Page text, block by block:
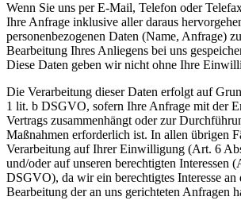
Wenn Sie uns per E-Mail, Telefon oder
Ihre Anfrage inklusive aller daraus
personenbezogenen Daten (Name, Anfrage)
Bearbeitung Ihres Anliegens bei uns
Diese Daten geben wir nicht ohne Ihre
Die Verarbeitung dieser Daten erfolgt auf
1 lit. b DSGVO, sofern Ihre Anfrage mit der
Vertrags zusammenhängt oder zur
Maßnahmen erforderlich ist. In allen übrigen
Verarbeitung auf Ihrer Einwilligung (Art. 6
und/oder auf unseren berechtigten Interessen
DSGVO), da wir ein berechtigtes Interesse an
Bearbeitung der an uns gerichteten Anfragen